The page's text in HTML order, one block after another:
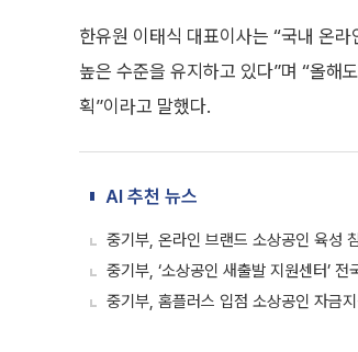
한유원 이태식 대표이사는 “국내 온
높은 수준을 유지하고 있다”며 “올해
획”이라고 말했다.
AI 추천 뉴스
중기부, 온라인 브랜드 소상공인 육성
중기부, ‘소상공인 새출발 지원센터’
중기부, 홈플러스 입점 소상공인 자금